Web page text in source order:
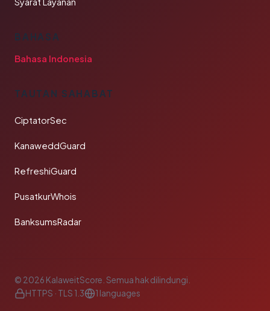
BAHASA
Bahasa Indonesia
TAUTAN SAHABAT
CiptatorSec
KanaweddGuard
RefreshiGuard
PusatkurWhois
BanksumsRadar
© 2026 KalaweitScore. Semua hak dilindungi.
HTTPS · TLS 1.3
1 languages